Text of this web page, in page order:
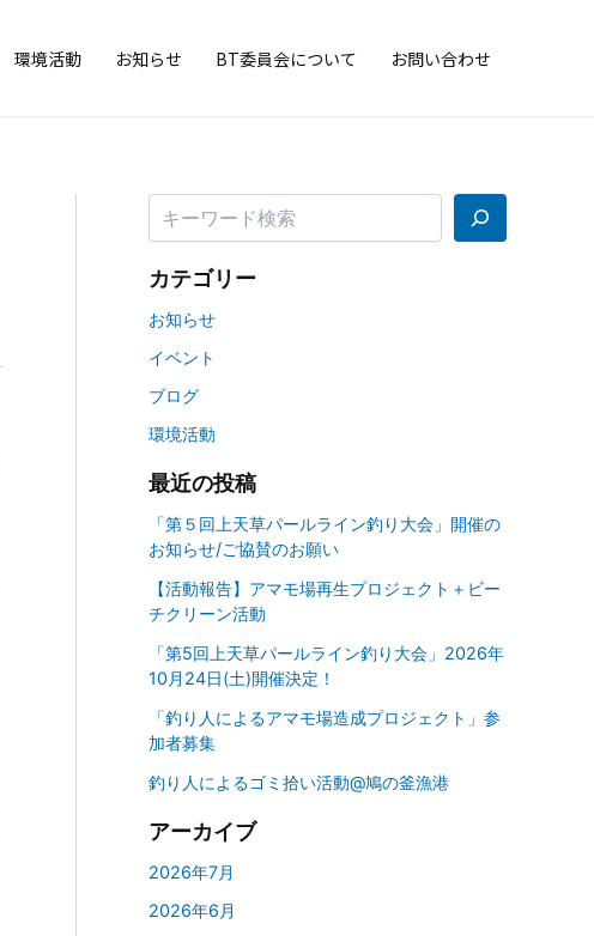
環境活動 お知らせ BT委員会について お問い合わせ
カテゴリー
お知らせ
イベント
ブログ
環境活動
最近の投稿
「第５回上天草パールライン釣り大会」開催の
お知らせ/ご協賛のお願い
【活動報告】アマモ場再生プロジェクト＋ビー
チクリーン活動
「第5回上天草パールライン釣り大会」2026年
10月24日(土)開催決定！
「釣り人によるアマモ場造成プロジェクト」参
加者募集
釣り人によるゴミ拾い活動@鳩の釜漁港
アーカイブ
2026年7月
2026年6月